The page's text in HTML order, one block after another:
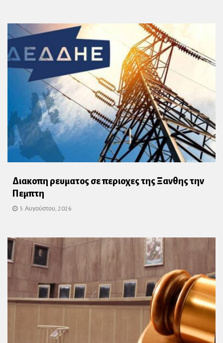
Διακοπη ρευματος σε περιοχες της Ξανθης την
Πεμπτη
5 Αυγούστου, 2026